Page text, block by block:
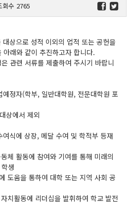
회수 2765
상으로 성적 이외의 업적 또는 공헌을
아래와 같이 추진하고자 합니다.
관련 서류를 제출하여 주시기 바랍니
정자(학부, 일반대학원, 전문대학원 포
상에서 제외
식에 상장, 메달 수여 및 학적부 등재
체 활동에 참여와 기여를 통해 미래의
생
도움을 통하여 대학 또는 지역 사회 공
치활동에 리더십을 발휘하여 학교 발전